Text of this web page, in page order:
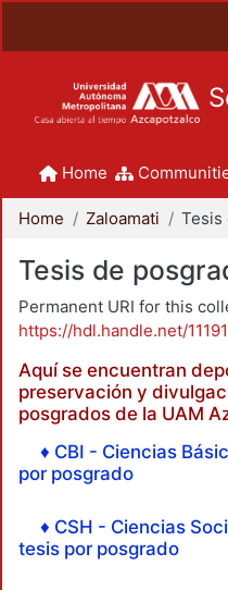
Home
Home Zaloamati
Tesis de
Permanent URI for this
https://hdl.handle.net/
Aquí se encuentran
preservación y
posgrados de la UAM
♦ CBI - Ciencias
por posgrado
♦ CSH - Ciencias
tesis por posgrado